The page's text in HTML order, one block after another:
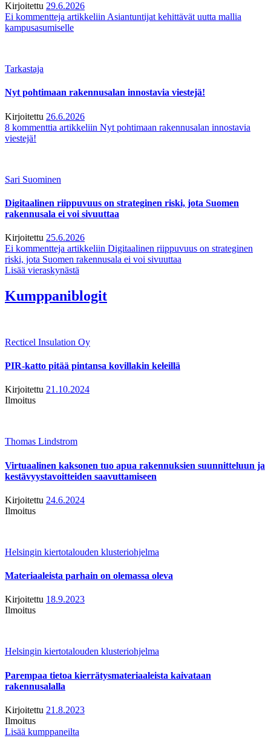
Kirjoitettu 29.6.2026
Ei kommentteja artikkeliin Asiantuntijat kehittävät uutta mallia
kampusasumiselle
Tarkastaja
Nyt pohtimaan rakennusalan innostavia viestejä!
Kirjoitettu 26.6.2026
8 kommenttia artikkeliin Nyt pohtimaan rakennusalan innostavia
viestejä!
Sari Suominen
Digitaalinen riippuvuus on strateginen riski, jota Suomen
rakennusala ei voi sivuuttaa
Kirjoitettu 25.6.2026
Ei kommentteja artikkeliin Digitaalinen riippuvuus on strateginen
riski, jota Suomen rakennusala ei voi sivuuttaa
Lisää vieraskynästä
Kumppaniblogit
Recticel Insulation Oy
PIR-katto pitää pintansa kovillakin keleillä
Kirjoitettu 21.10.2024
Ilmoitus
Thomas Lindstrom
Virtuaalinen kaksonen tuo apua rakennuksien suunnitteluun ja
kestävyystavoitteiden saavuttamiseen
Kirjoitettu 24.6.2024
Ilmoitus
Helsingin kiertotalouden klusteriohjelma
Materiaaleista parhain on olemassa oleva
Kirjoitettu 18.9.2023
Ilmoitus
Helsingin kiertotalouden klusteriohjelma
Parempaa tietoa kierrätysmateriaaleista kaivataan
rakennusalalla
Kirjoitettu 21.8.2023
Ilmoitus
Lisää kumppaneilta